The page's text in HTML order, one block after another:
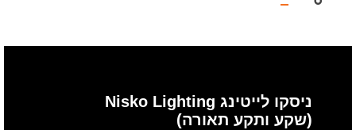
ניסקו לייטינג Nisko Lighting
(שקע ותקע תאורה)